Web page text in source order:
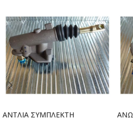
ΑΝΤΛΙΑ ΣΥΜΠΛΕΚΤΗ